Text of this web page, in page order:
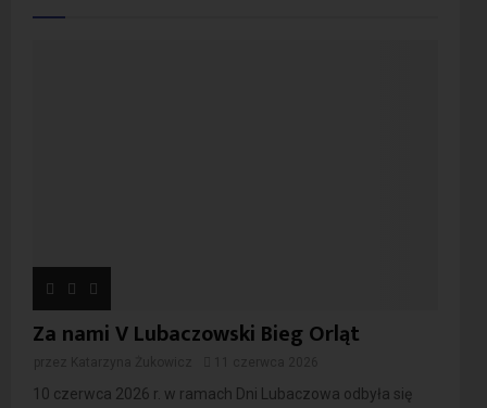
Za nami V Lubaczowski Bieg Orląt
10 czerwca 2026 r. w ramach Dni Lubaczowa odbyła się